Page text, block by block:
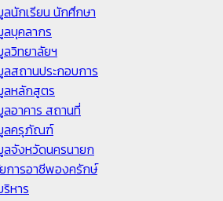
นักเรียน นักศึกษา
บุคลากร
วิทยาลัยฯ
สถานประกอบการ
ลหลักสูตร
อาคาร สถานที่
ลครุภัณฑ์
จังหวัดนครนายก
การอาชีพองครักษ์
หาร